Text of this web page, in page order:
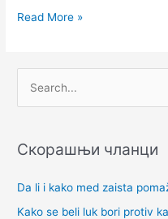
Read More »
т
Скорашњи чланци
Da li i kako med zaista
Kako se beli luk bori protiv